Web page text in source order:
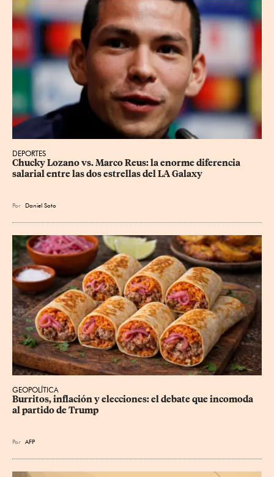
DEPORTES
Chucky Lozano vs. Marco Reus: la enorme diferencia
salarial entre las dos estrellas del LA Galaxy
Por Daniel Soto
GEOPOLÍTICA
Burritos, inflación y elecciones: el debate que incomoda
al partido de Trump
Por AFP